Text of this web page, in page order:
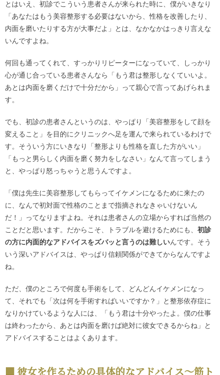
とはいえ、初診でこういう患者さんが来られた時に、僕がいきなり
「あなたはもう美容整形する必要はないから、性格を改善したり、
内面を磨いたりする方が大事だよ」とは、なかなかはっきり言えな
いんですよね。
何回も通ってくれて、すっかりリピーターになっていて、しっかり
心が通じ合っている患者さんなら「もう君は整形しなくていいよ。
あとは内面を磨くだけで十分だから」って親心で言ってあげられま
す。
でも、初診の患者さんというのは、やっぱり「美容整形をして顔を
変えること」を目的にクリニックへ足を運んで来られているわけで
す。そういう方にいきなり「整形よりも性格を直した方がいい」
「もっと男らしく内面を磨く努力をしなさい」なんて言ってしまう
と、やっぱり怒っちゃうと思うんですよ。
「僕は先生に美容整形してもらってイケメンになるために来たの
に、なんで初対面で性格のことまで指摘されなきゃいけないん
だ！」ってなりますよね。それは患者さんの立場からすれば当然の
ことだと思います。だからこそ、トラブルを避けるためにも、 初診
の方に内面的なアドバイスをズバッと言うのは難しいんです。そう
いう深いアドバイスは、やっぱり信頼関係ができてからなんですよ
ね。
ただ、僕のところで何度も手術をして、どんどんイケメンになっ
て、それでも「次は何を手術すればいいですか？」と整形依存症に
なりかけているような人には、「もう君は十分やったよ。僕の仕事
は終わったから、あとは内面を磨けば絶対に彼女できるからね」と
アドバイスすることはよくあります。
彼女を作るための具体的なアドバイス〜筋ト